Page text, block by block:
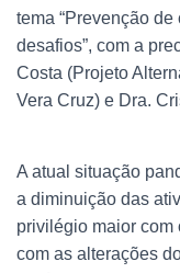
tema “Prevenção
desafios”, com a
Costa (Projeto
Vera Cruz) e Dra.
A atual situação
a diminuição das
privilégio maior com
com as alterações